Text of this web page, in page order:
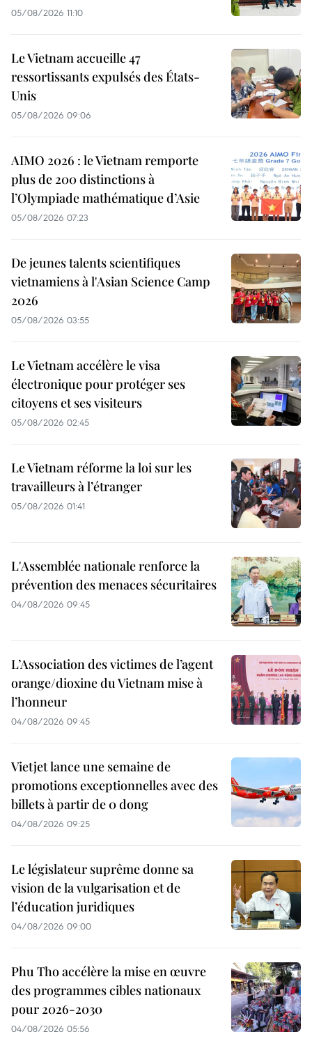
05/08/2026 11:10
Le Vietnam accueille 47
ressortissants expulsés des États-
Unis
05/08/2026 09:06
AIMO 2026 : le Vietnam remporte
plus de 200 distinctions à
l’Olympiade mathématique d’Asie
05/08/2026 07:23
De jeunes talents scientifiques
vietnamiens à l'Asian Science Camp
2026
05/08/2026 03:55
Le Vietnam accélère le visa
électronique pour protéger ses
citoyens et ses visiteurs
05/08/2026 02:45
Le Vietnam réforme la loi sur les
travailleurs à l’étranger
05/08/2026 01:41
L'Assemblée nationale renforce la
prévention des menaces sécuritaires
04/08/2026 09:45
L’Association des victimes de l’agent
orange/dioxine du Vietnam mise à
l’honneur
04/08/2026 09:45
Vietjet lance une semaine de
promotions exceptionnelles avec des
billets à partir de 0 dong
04/08/2026 09:25
Le législateur suprême donne sa
vision de la vulgarisation et de
l’éducation juridiques
04/08/2026 09:00
Phu Tho accélère la mise en œuvre
des programmes cibles nationaux
pour 2026-2030
04/08/2026 05:56